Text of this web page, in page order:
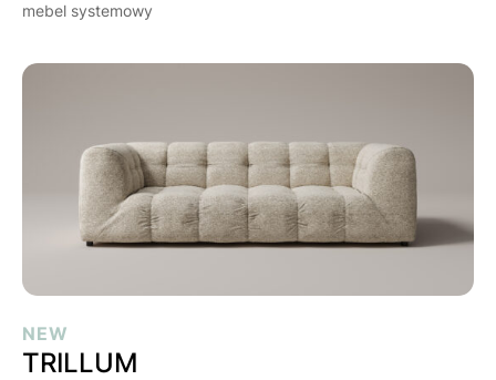
mebel systemowy
TRILLUM
NEW
TRILLUM